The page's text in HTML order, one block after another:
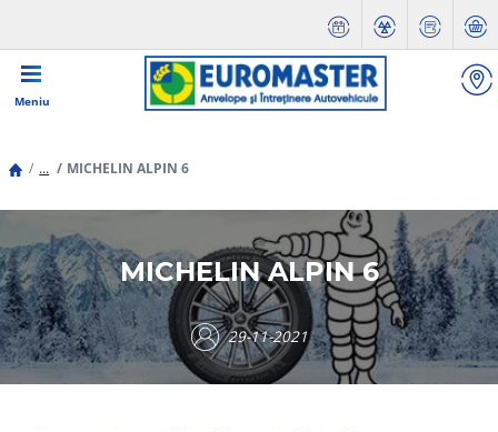
Meniu
... MICHELIN ALPIN 6
MICHELIN ALPIN 6
29-11-2021